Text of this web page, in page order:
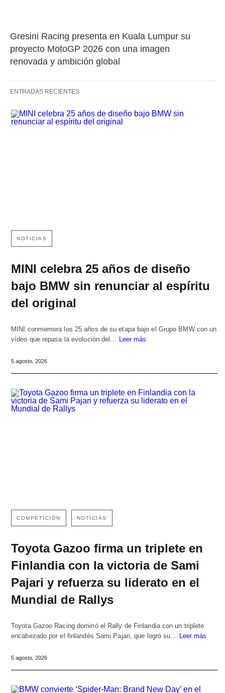
Gresini Racing presenta en Kuala Lumpur su
proyecto MotoGP 2026 con una imagen
renovada y ambición global
ENTRADAS RECIENTES
NOTICIAS
MINI celebra 25 años de diseño
bajo BMW sin renunciar al espíritu
del original
MINI conmemora los 25 años de su etapa bajo el Grupo BMW con un
vídeo que repasa la evolución del… Leer más
5 agosto, 2026
COMPETICIÓN NOTICIAS
Toyota Gazoo firma un triplete en
Finlandia con la victoria de Sami
Pajari y refuerza su liderato en el
Mundial de Rallys
Toyota Gazoo Racing dominó el Rally de Finlandia con un triplete
encabezado por el finlandés Sami Pajari, que logró su… Leer más
5 agosto, 2026